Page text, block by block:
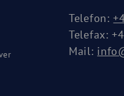
Telefon:
Telefax:
Mail: